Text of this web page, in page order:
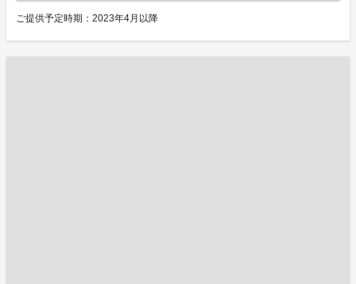
ご提供予定時期：2023年4月以降